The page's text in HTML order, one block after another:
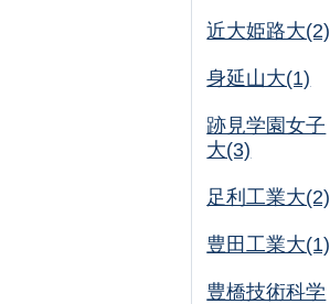
近大姫路大(2)
身延山大(1)
跡見学園女子
大(3)
足利工業大(2)
豊田工業大(1)
豊橋技術科学